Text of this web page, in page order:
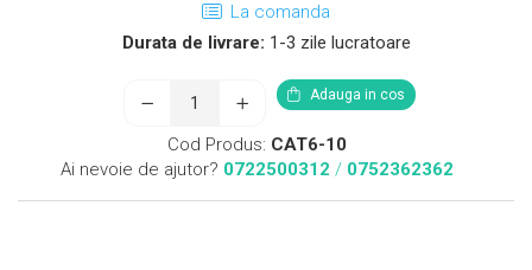
La comanda
Durata de livrare: 1-3 zile lucratoare
Adauga in cos
Cod Produs: CAT6-10
Ai nevoie de ajutor? 0722500312 / 0752362362